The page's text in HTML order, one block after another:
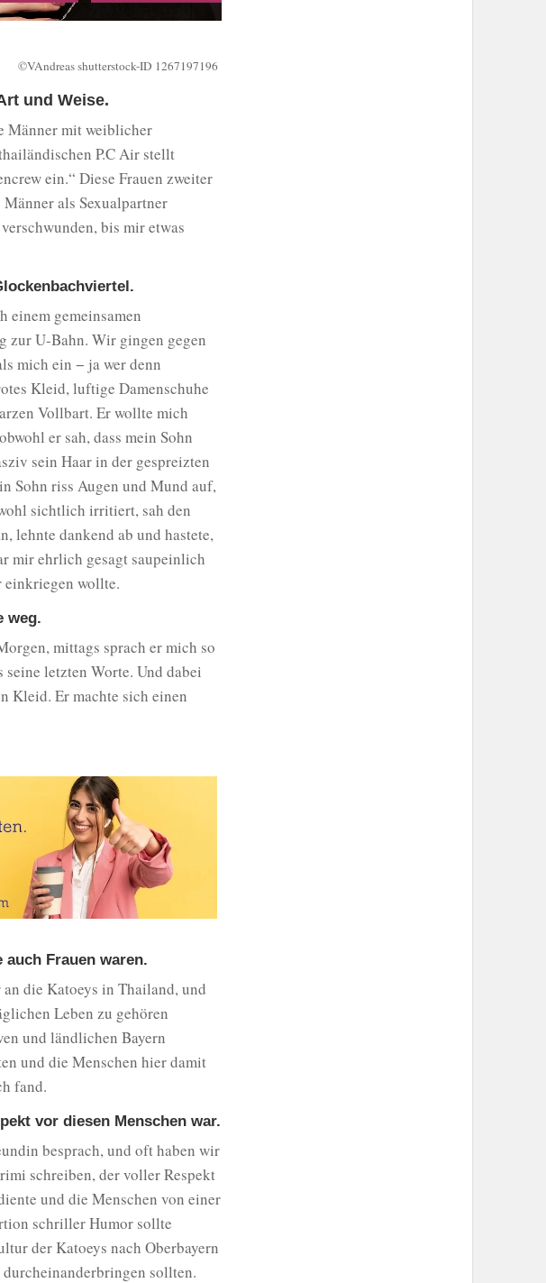
©VAndreas shutterstock-ID 1267197196
und Weise.
Männer mit weiblicher
P.C Air stellt
ein.“ Diese Frauen zweiter
als Sexualpartner
bis mir etwas
einem gemeinsamen
zur U-Bahn. Wir gingen gegen
mich ein − ja wer denn
Kleid, luftige Damenschuhe
Vollbart. Er wollte mich
er sah, dass mein Sohn
sein Haar in der gespreizten
Sohn riss Augen und Mund auf,
sichtlich irritiert, sah den
lehnte dankend ab und hastete,
mir ehrlich gesagt saupeinlich
einkriegen wollte.
weg.
mittags sprach er mich so
letzten Worte. Und dabei
Kleid. Er machte sich einen
Frauen waren.
die Katoeys in Thailand, und
Leben zu gehören
und ländlichen Bayern
und die Menschen hier damit
fand.
vor diesen Menschen war.
besprach, und oft haben wir
schreiben, der voller Respekt
und die Menschen von einer
schriller Humor sollte
der Katoeys nach Oberbayern
sollten.